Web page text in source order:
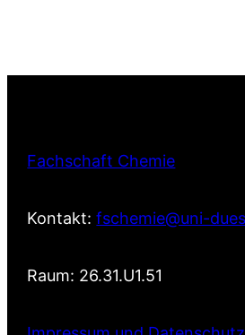
Fachschaft Chemie
Kontakt:fschemie@uni-
Raum: 26.31.U1.51